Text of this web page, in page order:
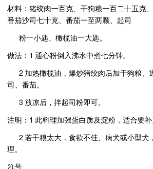
材料：猪绞肉一百克、干狗粮一百二十五克、
番茄沙司七十克、番茄一至两颗、起司
粉一小匙、橄榄油一大匙。
做法：1 通心粉倒入沸水中煮七分钟。
2 加热橄榄油，爆炒猪绞肉后加干狗粮、
司、番茄。
3 放凉后，拌起司粉即可。
注明：1 此料理加强蛋白质及淀粉，适合要补
2 若干粮太大，食欲不佳、病犬或小型犬
理。
⒛号